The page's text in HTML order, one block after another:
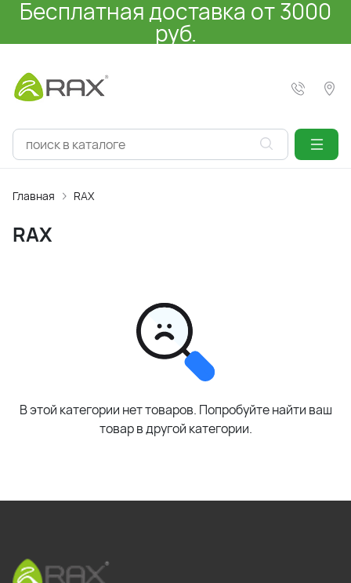
Бесплатная доставка от 3000
руб.
Главная RAX
RAX
В этой категории нет товаров. Попробуйте найти ваш
товар в другой категории.